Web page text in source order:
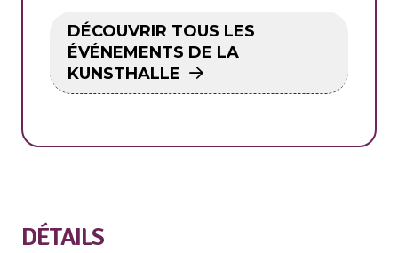
DÉCOUVRIR TOUS LES
ÉVÉNEMENTS DE LA
KUNSTHALLE
DÉTAILS